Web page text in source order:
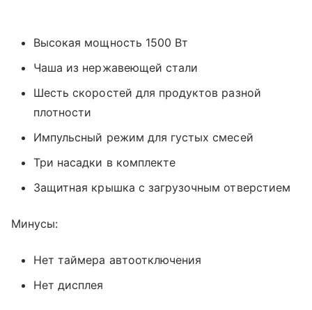
Высокая мощность 1500 Вт
Чаша из нержавеющей стали
Шесть скоростей для продуктов разной
плотности
Импульсный режим для густых смесей
Три насадки в комплекте
Защитная крышка с загрузочным отверстием
Минусы:
Нет таймера автоотключения
Нет дисплея